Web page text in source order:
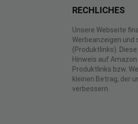
RECHLICHES
Unsere Webseite
Werbeanzeigen und
(Produktlinks).
Hinweis auf
Produktlinks bzw.
kleinen Betrag, der
verbessern.